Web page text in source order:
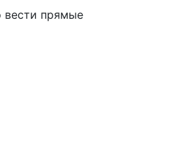
вести прямые